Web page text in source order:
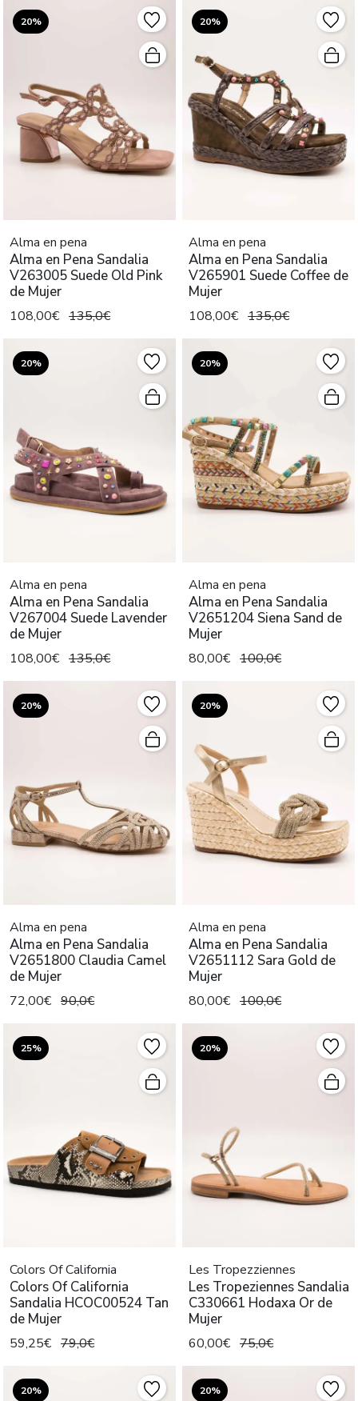
20%
Alma en pena
Alma en Pena Sandalia
V263005 Suede Old Pink
de Mujer
108,00€ 135,0€
20%
Alma en pena
Alma en Pena Sandalia
V265901 Suede Coffee de
Mujer
108,00€ 135,0€
20%
Alma en pena
Alma en Pena Sandalia
V267004 Suede Lavender
de Mujer
108,00€ 135,0€
20%
Alma en pena
Alma en Pena Sandalia
V2651204 Siena Sand de
Mujer
80,00€ 100,0€
20%
Alma en pena
Alma en Pena Sandalia
V2651800 Claudia Camel
de Mujer
72,00€ 90,0€
20%
Alma en pena
Alma en Pena Sandalia
V2651112 Sara Gold de
Mujer
80,00€ 100,0€
25%
Colors Of California
Colors Of California
Sandalia HCOC00524 Tan
de Mujer
59,25€ 79,0€
20%
Les Tropezziennes
Les Tropeziennes Sandalia
C330661 Hodaxa Or de
Mujer
60,00€ 75,0€
20% 20%